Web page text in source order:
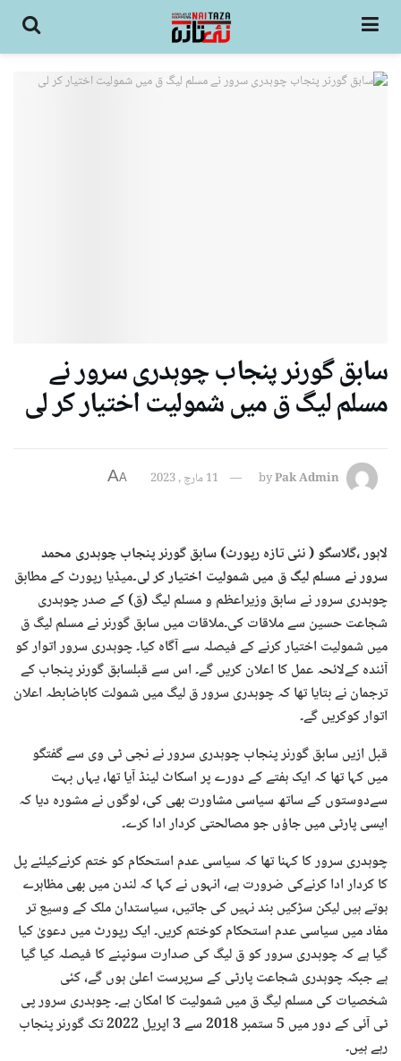
سابق گورنر پنجاب چوہدری سرور نے
مسلم لیگ ق میں شمولیت اختیار کر لی
byPak Admin 11 مارچ , 2023 A
A
لاہور ،گلاسگو ( نئی تازہ رپورٹ) سابق گورنر پنجاب چوہدری محمد
سرور نے مسلم لیگ ق میں شمولیت اختیار کر لی۔میڈیا رپورٹ کے مطابق
چوہدری سرور نے سابق وزیراعظم و مسلم لیگ (ق) کے صدر چوہدری
شجاعت حسین سے ملاقات کی۔ملاقات میں سابق گورنر نے مسلم لیگ ق
میں شمولیت اختیار کرنے کے فیصلہ سے آگاہ کیا۔ چوہدری سرور اتوار کو
آئندہ کےلائحہ عمل کا اعلان کریں گے۔ اس سے قبلسابق گورنر پنجاب کے
ترجمان نے بتایا تھا کہ چوہدری سرور ق لیگ میں شمولت کاباضابطہ اعلان
اتوار کوکریں گے۔
قبل ازیں سابق گورنر پنجاب چوہدری سرور نے نجی ٹی وی سے گفتگو
میں کہا تھا کہ ایک ہفتے کے دورے پر اسکاٹ لینڈ آیا تھا، یہاں بہت
سےدوستوں کے ساتھ سیاسی مشاورت بھی کی، لوگوں نے مشورہ دیا کہ
ایسی پارٹی میں جاؤں جو مصالحتی کردار ادا کرے۔
چوہدری سرور کا کہنا تھا کہ سیاسی عدم استحکام کو ختم کرنےکیلئے پل
کا کردار ادا کرنےکی ضرورت ہے، انہوں نے کہا کہ لندن میں بھی مظاہرے
ہوتے ہیں لیکن سڑکیں بند نہیں کی جاتیں، سیاستدان ملک کے وسیع تر
مفاد میں سیاسی عدم استحکام کوختم کریں۔ ایک رپورٹ میں دعویٰ کیا
گیا ہے کہ چوہدری سرور کو ق لیگ کی صدارت سونپنے کا فیصلہ کیا گیا
ہے جبکہ چوہدری شجاعت پارٹی کے سرپرست اعلیٰ ہوں گے، کئی
شخصیات کی مسلم لیگ ق میں شمولیت کا امکان ہے۔ چوہدری سرور پی
ٹی آئی کے دور میں 5 ستمبر 2018 سے 3 اپریل 2022 تک گورنر پنجاب
رہے ہیں۔